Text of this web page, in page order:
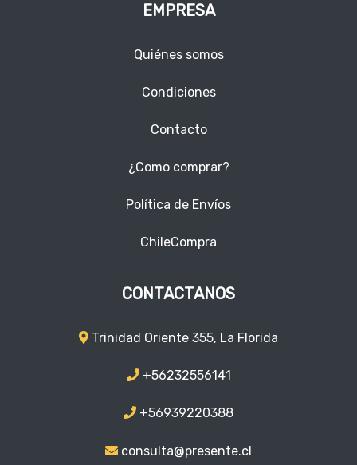
EMPRESA
Quiénes somos
Condiciones
Contacto
¿Como comprar?
Política de Envíos
ChileCompra
CONTACTANOS
Trinidad Oriente 355, La Florida
+56232556141
+56939220388
consulta@presente.cl